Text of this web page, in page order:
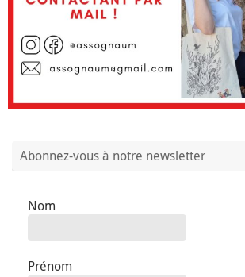
Abonnez-vous à notre newsletter
Nom
Prénom